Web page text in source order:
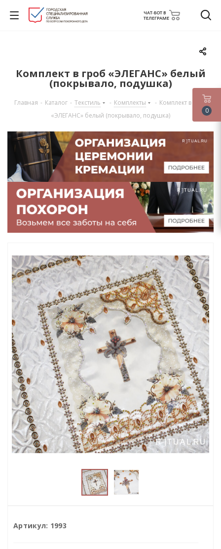
ЧАТ-БОТ В
ТЕЛЕГРАМЕ
Комплект в гроб «ЭЛЕГАНС» белый
(покрывало, подушка)
Главная - Каталог - Текстиль - Комплекты - Комплект в гроб
«ЭЛЕГАНС» белый (покрывало, подушка)
Артикул: 1993
0